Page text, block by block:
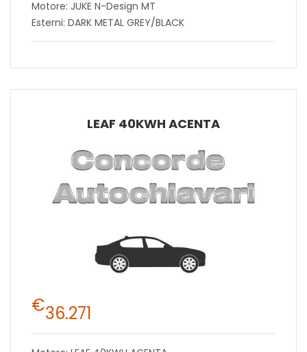
Motore: JUKE N-Design MT
Esterni: DARK METAL GREY/BLACK
LEAF 40KWH ACENTA
€36.271